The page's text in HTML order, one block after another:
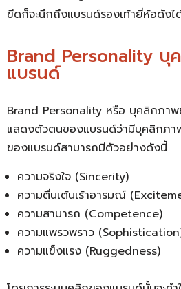
ขีดก็จะนึกถึงแบรนด์รองเท้ายี่ห้อดังไ
Brand Personality บุ
แบรนด์
Brand Personality หรือ บุคลิกภา
แสดงตัวตนของแบรนด์ว่ามีบุคลิกภ
ของแบรนด์สามารถมีตัวอย่างดังนี้
ความจริงใจ (Sincerity)
ความตื่นเต้นเร้าอารมณ์
ความสามารถ (Competence)
ความแพรวพราว
ความแข็งแรง (Ruggedness)